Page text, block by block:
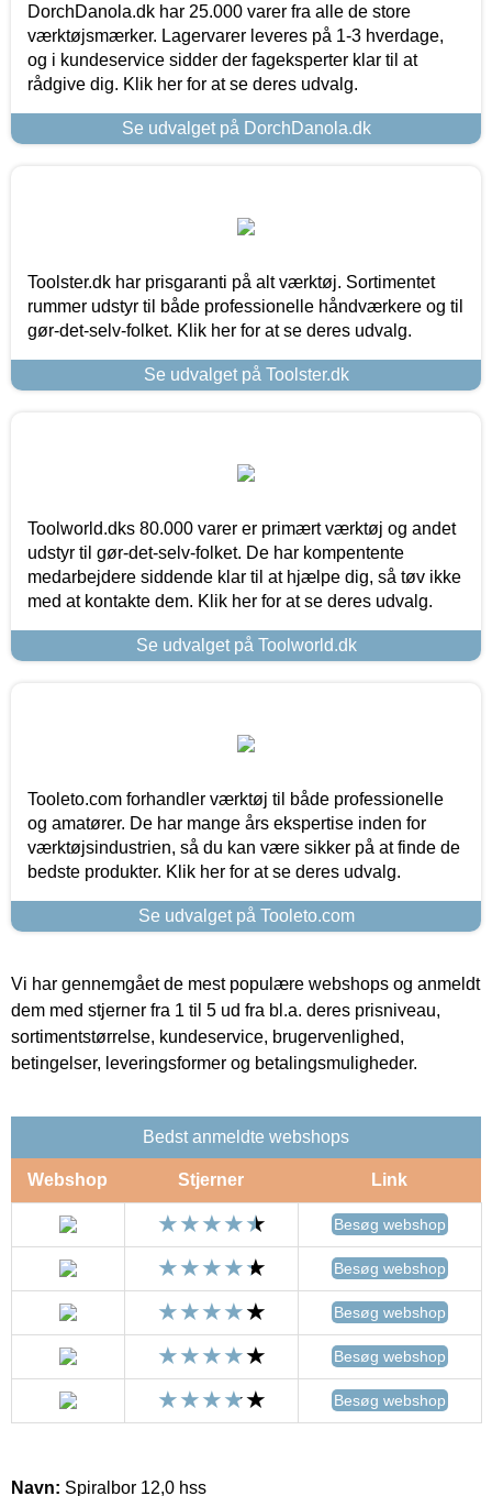
DorchDanola.dk har 25.000 varer fra alle de store
værktøjsmærker. Lagervarer leveres på 1-3 hverdage,
og i kundeservice sidder der fageksperter klar til at
rådgive dig. Klik her for at se deres udvalg.
Se udvalget på DorchDanola.dk
Toolster.dk har prisgaranti på alt værktøj. Sortimentet
rummer udstyr til både professionelle håndværkere og til
gør-det-selv-folket. Klik her for at se deres udvalg.
Se udvalget på Toolster.dk
Toolworld.dks 80.000 varer er primært værktøj og andet
udstyr til gør-det-selv-folket. De har kompentente
medarbejdere siddende klar til at hjælpe dig, så tøv ikke
med at kontakte dem. Klik her for at se deres udvalg.
Se udvalget på Toolworld.dk
Tooleto.com forhandler værktøj til både professionelle
og amatører. De har mange års ekspertise inden for
værktøjsindustrien, så du kan være sikker på at finde de
bedste produkter. Klik her for at se deres udvalg.
Se udvalget på Tooleto.com
Vi har gennemgået de mest populære webshops og anmeldt
dem med stjerner fra 1 til 5 ud fra bl.a. deres prisniveau,
sortimentstørrelse, kundeservice, brugervenlighed,
betingelser, leveringsformer og betalingsmuligheder.
Bedst anmeldte webshops
Webshop Stjerner Link
Besøg webshop
Besøg webshop
Besøg webshop
Besøg webshop
Besøg webshop
Navn: Spiralbor 12,0 hss